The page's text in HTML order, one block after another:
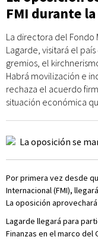
FMI durante
La directora del Fondo
Lagarde, visitará el
gremios, el
Habrá movilización e
rechaza el acuerdo
situación económica
Por primera vez desde
Internacional (FMI),
La oposición
Lagarde llegará para
Finanzas en el marco del